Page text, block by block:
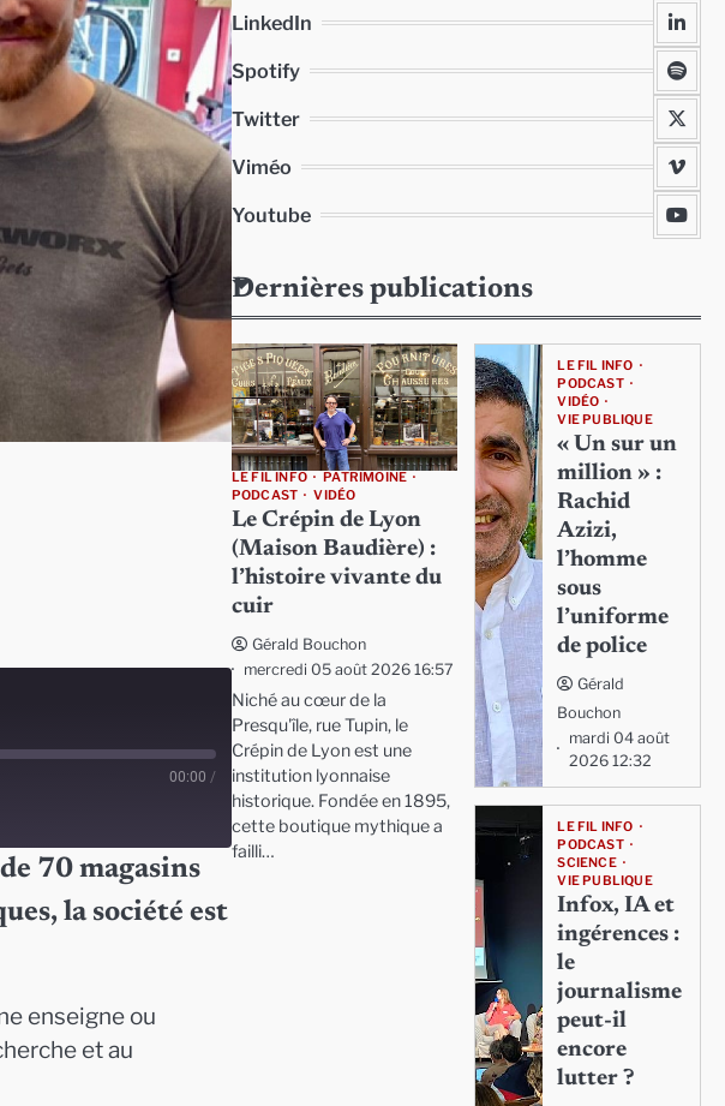
00:00 /
70 magasins
la société est
enseigne ou
et au
LinkedIn
Spotify
Twitter
Viméo
Youtube
Dernières publications
LE FIL INFO
PATRIMOINE
PODCAST
VIDÉO
Le Crépin de Lyon
(Maison Baudière) :
l’histoire vivante du
cuir
Gérald Bouchon
mercredi 05 août 2026 16:57
Niché au cœur de la
Presqu'île, rue Tupin, le
Crépin de Lyon est une
institution lyonnaise
historique. Fondée en 1895,
cette boutique mythique a
failli…
LE FIL INFO
PODCAST
VIDÉO
VIE PUBLIQUE
« Un sur un
million » :
Rachid
Azizi,
l’homme
sous
l’uniforme
de police
Gérald
Bouchon
mardi 04 août
2026 12:32
LE FIL INFO
PODCAST
SCIENCE
VIE PUBLIQUE
Infox, IA et
ingérences :
le
journalisme
peut-il
encore
lutter ?